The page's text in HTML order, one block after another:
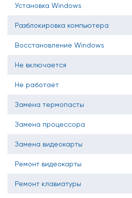
Установка Windows
Разблокировка компьютера
Восстановление Windows
Не включается
Не работает
Замена термопасты
Замена процессора
Замена видеокарты
Ремонт видеокарты
Ремонт клавиатуры